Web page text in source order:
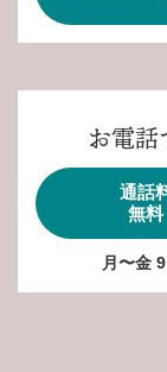
お電
通話
無料
月〜金